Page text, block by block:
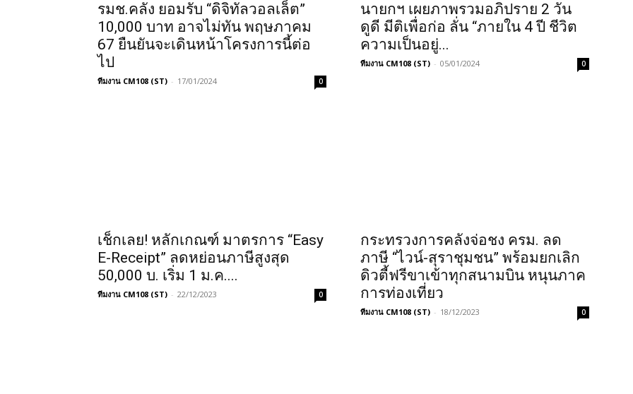
รมช.คลัง ยอมรับ “ดิจิทัลวอลเล็ต”
10,000 บาท อาจไม่ทัน พฤษภาคม
67 ยืนยันจะเดินหน้าโครงการนี้ต่อ
ไป
ทีมงาน CM108 (ST) - 17/01/2024 0
นายกฯ เผยภาพรวมอภิปราย 2 วัน
ดูดี มีติเพื่อก่อ ลั่น “ภายใน 4 ปี ชีวิต
ความเป็นอยู่...
ทีมงาน CM108 (ST) - 05/01/2024 0
เช็กเลย! หลักเกณฑ์ มาตรการ “Easy
E-Receipt” ลดหย่อนภาษีสูงสุด
50,000 บ. เริ่ม 1 ม.ค....
ทีมงาน CM108 (ST) - 22/12/2023 0
กระทรวงการคลังจ่อชง ครม. ลด
ภาษี “ไวน์-สุราชุมชน” พร้อมยกเลิก
ดิวตี้ฟรีขาเข้าทุกสนามบิน หนุนภาค
การท่องเที่ยว
ทีมงาน CM108 (ST) - 18/12/2023 0